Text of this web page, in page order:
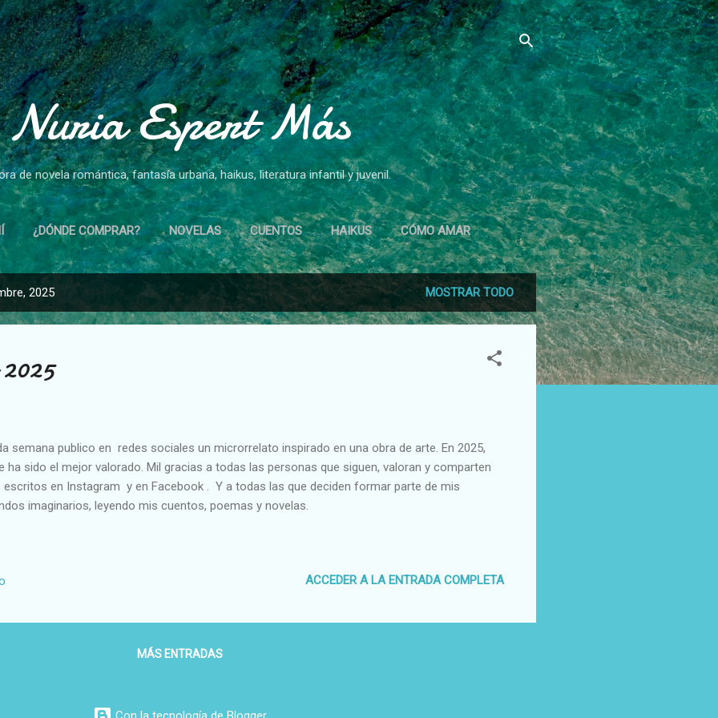
Ir al contenido principal
Nuria Espert Más
de novela romántica, fantasía urbana, haikus, literatura infantil y juvenil.
¿DÓNDE COMPRAR? NOVELAS CUENTOS HAIKUS CÓMO AMAR
2025 MOSTRAR TODO
semana publico en redes sociales un microrrelato inspirado en una obra de arte. En 2025,
ha sido el mejor valorado. Mil gracias a todas las personas que siguen, valoran y comparten
escritos en Instagram y en Facebook . Y a todas las que deciden formar parte de mis
imaginarios, leyendo mis cuentos, poemas y novelas.
ACCEDER A LA ENTRADA COMPLETA
MÁS ENTRADAS